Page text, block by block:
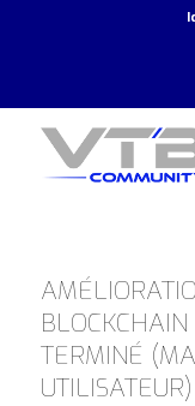
TERMINÉ
UTILISATEUR)